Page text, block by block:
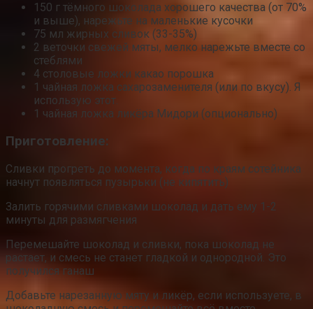
150 г тёмного шоколада хорошего качества (от 70%
и выше), нарежьте на маленькие кусочки
75 мл жирных сливок (33-35%)
2 веточки свежей мяты, мелко нарежьте вместе со
стеблями
4 столовые ложки какао порошка
1 чайная ложка сахарозаменителя (или по вкусу). Я
использую этот.
1 чайная ложка ликёра Мидори (опционально)
Приготовление:
Сливки прогреть до момента, когда по краям сотейника
начнут появляться пузырьки (не кипятить)
Залить горячими сливками шоколад и дать ему 1-2
минуты для размягчения
Перемешайте шоколад и сливки, пока шоколад не
растает, и смесь не станет гладкой и однородной. Это
получился ганаш
Добавьте нарезанную мяту и ликёр, если используете, в